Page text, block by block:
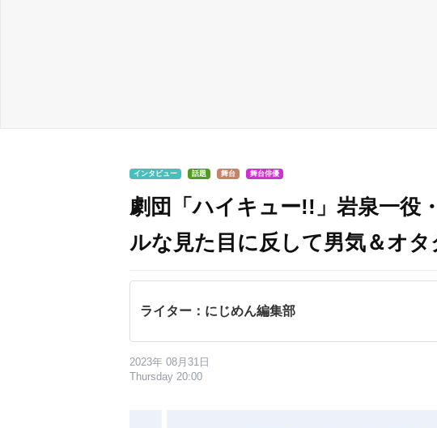
インタビュー 話題 舞台 舞台俳優
劇団「ハイキュー!!」岩泉一役
ルな見た目に反して男気＆オ
ライター：にじめん編集部
2023年 08月31日
Thursday 20:00